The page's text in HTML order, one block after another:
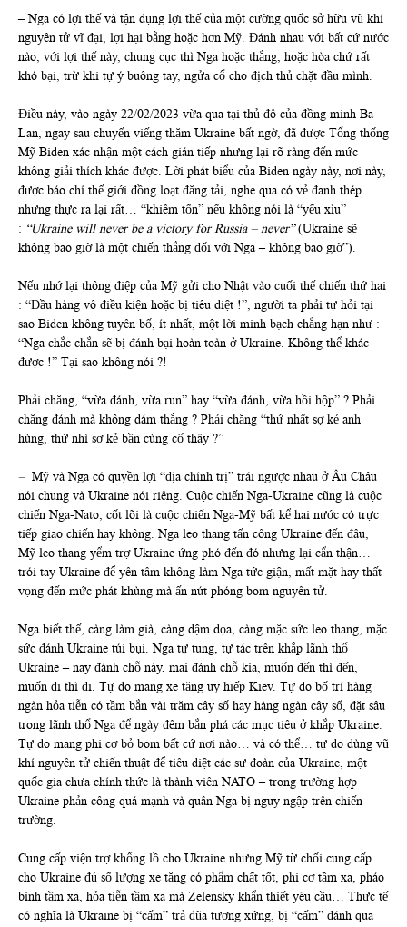
– Nga có lợi thế và tận dụng lợi thế của một cường quốc sở hữu vũ khí
nguyên tử vĩ đại, lợi hại bằng hoặc hơn Mỹ. Đánh nhau với bất cứ nước
nào, với lợi thế này, chung cục thì Nga hoặc thắng, hoặc hòa chứ rất
khó bại, trừ khi tự ý buông tay, ngửa cổ cho địch thủ chặt đầu mình.
Điều này, vào ngày 22/02/2023 vừa qua tại thủ đô của đồng minh Ba
Lan, ngay sau chuyến viếng thăm Ukraine bất ngờ, đã được Tổng thống
Mỹ Biden xác nhận một cách gián tiếp nhưng lại rõ ràng đến mức
không giải thích khác được. Lời phát biểu của Biden ngày này, nơi này,
được báo chí thế giới đồng loạt đăng tải, nghe qua có vẻ đanh thép
nhưng thực ra lại rất… “khiêm tốn” nếu không nói là “yếu xìu”
: “Ukraine will never be a victory for Russia – never”(Ukraine sẽ
không bao giờ là một chiến thắng đối với Nga – không bao giờ”).
Nếu nhớ lại thông điệp của Mỹ gửi cho Nhật vào cuối thế chiến thứ hai
: “Đầu hàng vô điều kiện hoặc bị tiêu diệt !”, người ta phải tự hỏi tại
sao Biden không tuyên bố, ít nhất, một lời minh bạch chẳng hạn như :
“Nga chắc chắn sẽ bị đánh bại hoàn toàn ở Ukraine. Không thể khác
được !” Tại sao không nói ?!
Phải chăng, “vừa đánh, vừa run” hay “vừa đánh, vừa hồi hộp” ? Phải
chăng đánh mà không dám thắng ? Phải chăng “thứ nhất sợ kẻ anh
hùng, thứ nhì sợ kẻ bần cùng cố thây ?”
– Mỹ và Nga có quyền lợi “địa chính trị” trái ngược nhau ở Âu Châu
nói chung và Ukraine nói riêng. Cuộc chiến Nga-Ukraine cũng là cuộc
chiến Nga-Nato, cốt lõi là cuộc chiến Nga-Mỹ bất kể hai nước có trực
tiếp giao chiến hay không. Nga leo thang tấn công Ukraine đến đâu,
Mỹ leo thang yểm trợ Ukraine ứng phó đến đó nhưng lại cẩn thận…
trói tay Ukraine để yên tâm không làm Nga tức giận, mất mặt hay thất
vọng đến mức phát khùng mà ấn nút phóng bom nguyên tử.
Nga biết thế, càng làm già, càng dậm dọa, càng mặc sức leo thang, mặc
sức đánh Ukraine túi bụi. Nga tự tung, tự tác trên khắp lãnh thổ
Ukraine – nay đánh chỗ này, mai đánh chỗ kia, muốn đến thì đến,
muốn đi thì đi. Tự do mang xe tăng uy hiếp Kiev. Tự do bố trí hàng
ngàn hỏa tiễn có tầm bắn vài trăm cây số hay hàng ngàn cây số, đặt sâu
trong lãnh thổ Nga để ngày đêm bắn phá các mục tiêu ở khắp Ukraine.
Tự do mang phi cơ bỏ bom bất cứ nơi nào… và có thể… tự do dùng vũ
khí nguyên tử chiến thuật để tiêu diệt các sư đoàn của Ukraine, một
quốc gia chưa chính thức là thành viên NATO – trong trường hợp
Ukraine phản công quá mạnh và quân Nga bị nguy ngập trên chiến
trường.
Cung cấp viện trợ khổng lồ cho Ukraine nhưng Mỹ từ chối cung cấp
cho Ukraine đủ số lượng xe tăng có phẩm chất tốt, phi cơ tầm xa, pháo
binh tầm xa, hỏa tiễn tầm xa mà Zelensky khẩn thiết yêu cầu… Thực tế
có nghĩa là Ukraine bị “cấm” trả đũa tương xứng, bị “cấm” đánh qua